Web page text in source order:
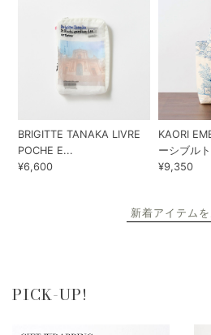
BRIGITTE TANAKA LIVRE
POCHE E...
¥6,600
KAORI
ーシブル
¥9,350
新着アイテム
PICK-UP!